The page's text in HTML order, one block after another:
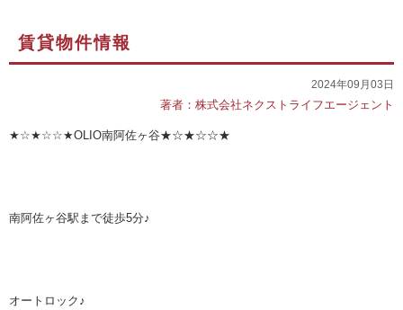
賃貸物件情報
2024年09月03日
著者：株式会社ネクストライフエージェント
★☆★☆☆★OLIO南阿佐ヶ谷★☆★☆☆★
南阿佐ヶ谷駅まで徒歩5分♪
オートロック♪